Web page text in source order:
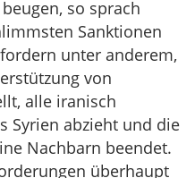
so sprach
Sanktionen
unter anderem,
von
alle iranisch
Syrien abzieht und die
Nachbarn beendet.
überhaupt